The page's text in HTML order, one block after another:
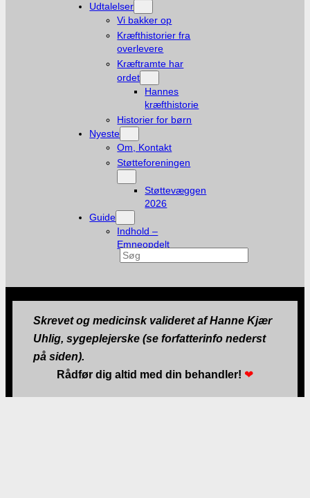
Udtalelser
Vi bakker op
Kræfthistorier fra
overlevere
Kræftramte har
ordet
Hannes
kræfthistorie
Historier for børn
Nyeste
Om, Kontakt
Støtteforeningen
Støttevæggen
2026
Guide
Indhold –
Emneopdelt
Søg
Skrevet og medicinsk valideret af Hanne Kjær
Uhlig, sygeplejerske (se forfatterinfo nederst
på siden).
Rådfør dig altid med din behandler! ❤